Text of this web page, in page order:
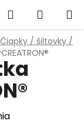
Hľadať
KOŠÍK
Čiapky / šiltovky /